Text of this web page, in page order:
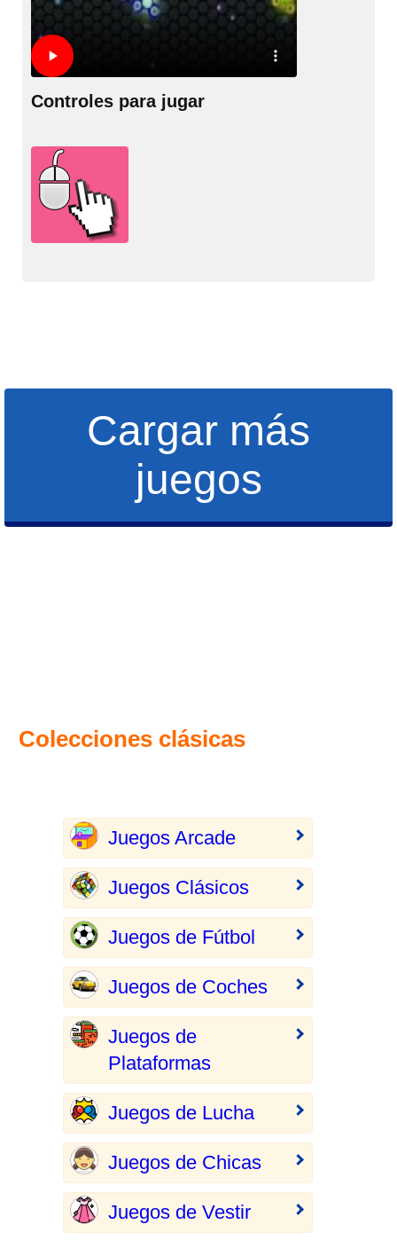
Controles para jugar
Cargar más
juegos
Colecciones clásicas
Juegos Arcade
Juegos Clásicos
Juegos de Fútbol
Juegos de Coches
Juegos de
Plataformas
Juegos de Lucha
Juegos de Chicas
Juegos de Vestir